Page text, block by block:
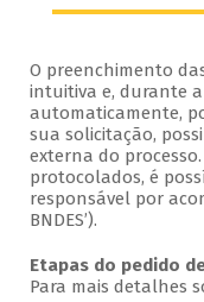
O preenchimento
intuitiva e, durante
automaticamente,
sua solicitação,
externa do
protocolados, é
responsável por
BNDES’).
Etapas do pedido
Para mais detalhes